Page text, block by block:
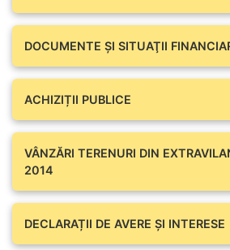
DOCUMENTE ŞI SITUAŢII
ACHIZIȚII PUBLICE
VÂNZĂRI TERENURI DIN
2014
DECLARAȚII DE AVERE ŞI INTERESE